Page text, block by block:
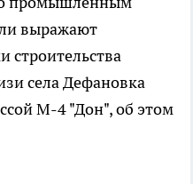
выражают
строительства
села Дефановка
М-4 "Дон", об этом